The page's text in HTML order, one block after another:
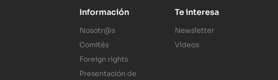
Información
Nosotr@s
Comités
Foreign rights
Presentación de
Te interesa
Newsletter
Vídeos